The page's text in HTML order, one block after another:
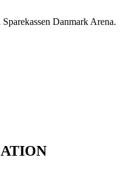
Danmark Arena.